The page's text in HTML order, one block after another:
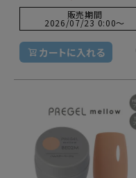
販売期間
2026/07/23 0:00〜
カートに入れる